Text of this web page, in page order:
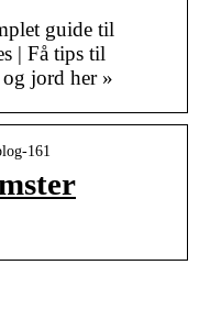
guide til
| Få tips til
jord her »
161